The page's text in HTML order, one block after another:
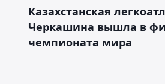
Казахстанская
Черкашина вышла в
чемпионата мира